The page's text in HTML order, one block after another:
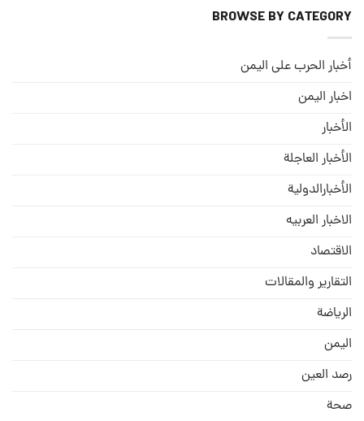
BROWSE BY CATEGORY
أخبار الحرب على اليمن
اخبار اليمن
الأخبار
الأخبار العاجلة
الأخبارالدولية
الاخبار العربيه
الاقتصاد
التقارير والمقالات
الریاضة
الیمن
رصد العین
صحة